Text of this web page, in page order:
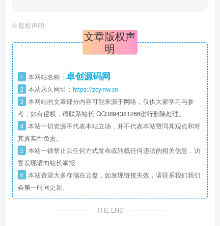
© 版权声明
文章版权声
明
1 本网站名称： 卓创源码网
2 本站永久网址： https://zcymw.cn
3 本网站的文章部分内容可能来源于网络，仅供大家学习与参
考，如有侵权，请联系站长 QQ3894381266进行删除处理。
4 本站一切资源不代表本站立场，并不代表本站赞同其观点和对
其真实性负责。
5 本站一律禁止以任何方式发布或转载任何违法的相关信息，访
客发现请向站长举报
6 本站资源大多存储在云盘，如发现链接失效，请联系我们我们
会第一时间更新。
THE END